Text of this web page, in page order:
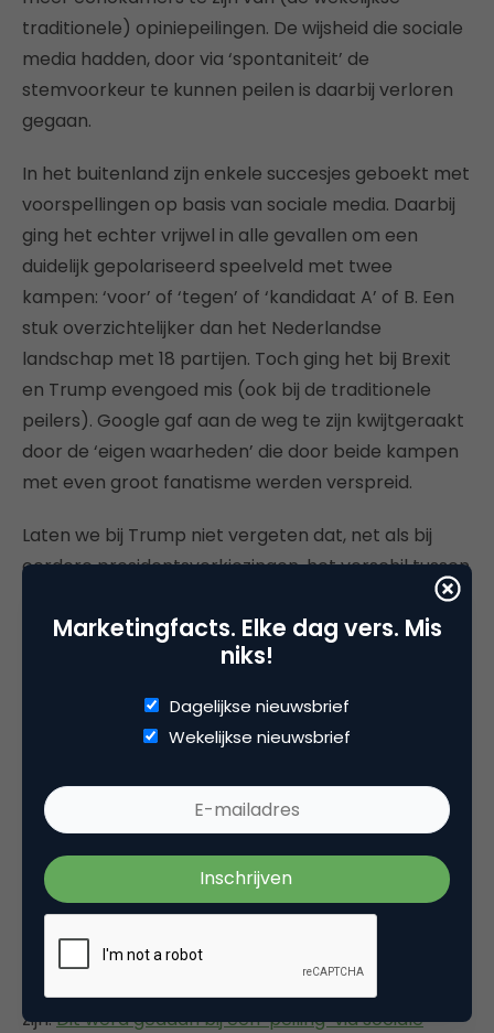
traditionele) opiniepeilingen. De wijsheid die sociale
media hadden, door via ‘spontaniteit’ de
stemvoorkeur te kunnen peilen is daarbij verloren
gegaan.
In het buitenland zijn enkele succesjes geboekt met
voorspellingen op basis van sociale media. Daarbij
ging het echter vrijwel in alle gevallen om een
duidelijk gepolariseerd speelveld met twee
kampen: ‘voor’ of ‘tegen’ of ‘kandidaat A’ of B. Een
stuk overzichtelijker dan het Nederlandse
landschap met 18 partijen. Toch ging het bij Brexit
en Trump evengoed mis (ook bij de traditionele
peilers). Google gaf aan de weg te zijn kwijtgeraakt
door de ‘eigen waarheden’ die door beide kampen
met even groot fanatisme werden verspreid.
Laten we bij Trump niet vergeten dat, net als bij
eerdere presidentsverkiezingen, het verschil tussen
de ene en de andere kandidaat uiterst klein was.
Trump won nipt en verloor jaren later nipt. En wie
herinnert zich nog Al Gore? Dit kan gemakkelijk in
Overgeleverd aan Maurice de Hond?
Met meer inzicht in de sociale status en
achtergronden van de gebruikers (kiezers) zou de
representativiteit nog wat verder kunnen worden
betrekken, waar minder polariserende discussies
zijn.Dit werd gedaan bij een ‘peiling’ via sociale
Marketingfacts. Elke dag vers. Mis
niks!
Dagelijkse nieuwsbrief
Wekelijkse nieuwsbrief